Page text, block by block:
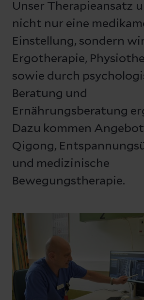
Unser Therapieansatz
nicht nur eine
Einstellung, sondern
Ergotherapie,
sowie durch
Beratung und
Ernährungsberatung
Dazu kommen
Qigong,
und medizinische
Bewegungstherapie.